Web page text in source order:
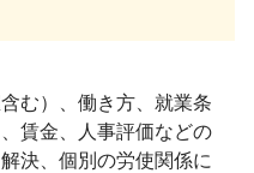
む）、働き方、就業条
賃金、人事評価などの
決、個別の労使関係に